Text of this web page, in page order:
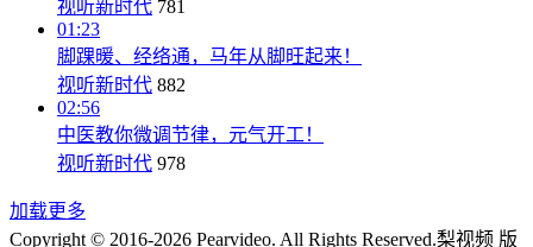
视听新时代 781
01:23
脚踝暖、经络通，马年从脚旺起来！
视听新时代 882
02:56
中医教你微调节律，元气开工！
视听新时代 978
加载更多
Copyright © 2016-2026 Pearvideo. All Rights Reserved.梨视频 版